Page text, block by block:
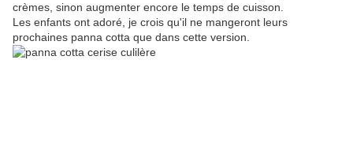
crèmes, sinon augmenter encore le temps de cuisson.
Les enfants ont adoré, je crois qu'il ne mangeront leurs
prochaines panna cotta que dans cette version.